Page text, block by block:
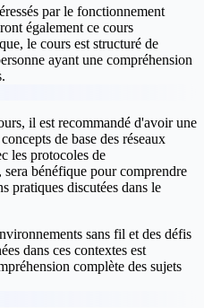
par le fonctionnement
également ce cours
le cours est structuré de
ayant une compréhension
il est recommandé d'avoir une
de base des réseaux
les protocoles de
bénéfique pour comprendre
pratiques discutées dans le
sans fil et des défis
dans ces contextes est
complète des sujets